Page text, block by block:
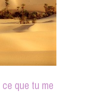
que tu me